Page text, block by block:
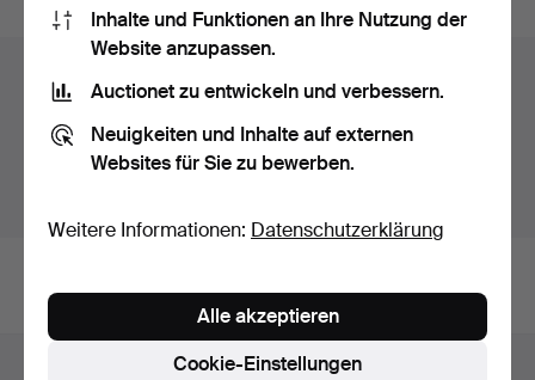
Sie suchen in unserem Archiv der beendeten
Auktionen.
Fußzeilen-
Inhalte und Funktionen an Ihre Nutzung der
Website anzupassen.
Auctionet zu entwickeln und verbessern.
Neuigkeiten und Inhalte auf externen
Websites für Sie zu bewerben.
Weitere Informationen: Datenschutzerklärung
Cookie-Einstellungen
Alle akzeptieren